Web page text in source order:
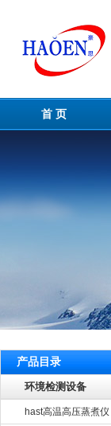
首 页
产品目录
环境检测设备
hast高温高压蒸煮仪